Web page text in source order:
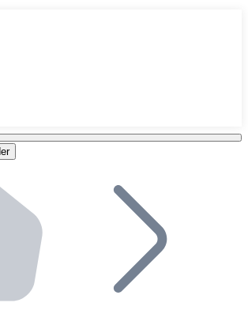
solución en tu plataforma.
Bitnovo en tu negocio y permite que
API en tu ecosistema.